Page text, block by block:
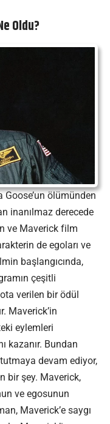
Oldu?
Goose’un ölümünden
inanılmaz derecede
ve Maverick film
de egoları ve
başlangıcında,
çeşitli
verilen bir ödül
Maverick’in
eylemleri
kazanır. Bundan
devam ediyor,
bir şey. Maverick,
ve egosunun
Maverick’e saygı